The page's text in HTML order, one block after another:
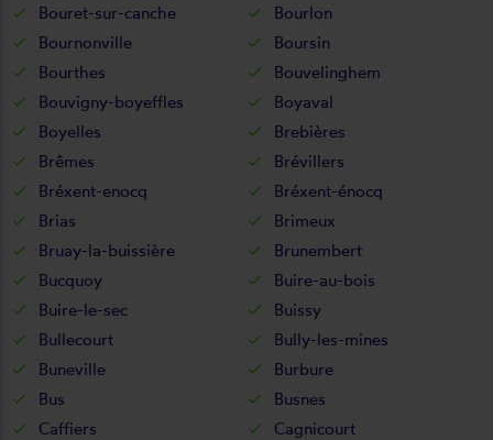
Bouret-sur-canche
Bourlon
Bournonville
Boursin
Bourthes
Bouvelinghem
Bouvigny-boyeffles
Boyaval
Boyelles
Brebières
Brêmes
Brévillers
Bréxent-enocq
Bréxent-énocq
Brias
Brimeux
Bruay-la-buissière
Brunembert
Bucquoy
Buire-au-bois
Buire-le-sec
Buissy
Bullecourt
Bully-les-mines
Buneville
Burbure
Bus
Busnes
Caffiers
Cagnicourt